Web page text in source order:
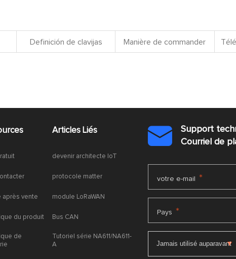
Definición de clavijas Manière de commander
après vente
du produit
de
Articles Liés
devenir architecte IoT
protocole matter
module LoRaWAN
Bus CAN
Tutoriel série NA611/NA611-
A

Support
Courriel de
votre e-mail *
Pays *